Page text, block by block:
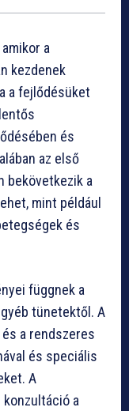
a
kezdenek
a fejlődésüket
és
az első
bekövetkezik a
mint például
és
függnek a
tünetektől. A
a rendszeres
és speciális
A
a